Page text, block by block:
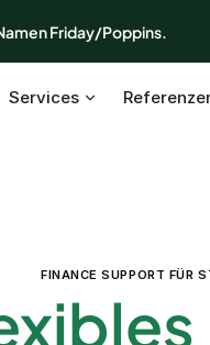
Friday/Poppins.
Services
FINANCE SUPPORT FÜR